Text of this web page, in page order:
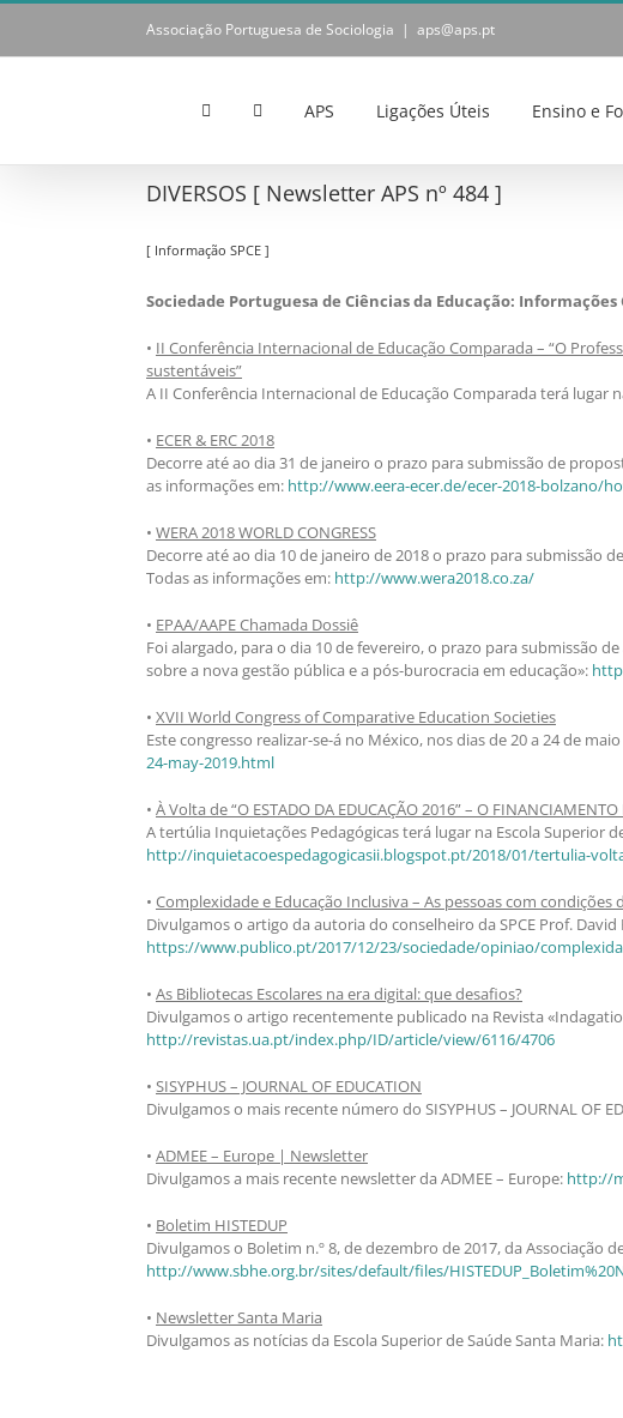
Skip
content
Associação Portuguesa de Sociologia | aps@aps.pt
APS Ligações Úteis Ensino e
DIVERSOS [ Newsletter APS nº 484 ]
[ Informação SPCE ]
Sociedade Portuguesa de Ciências da Educação: Informações
• II Conferência Internacional de Educação Comparada – “O
sustentáveis”
A II Conferência Internacional de Educação Comparada terá lugar
• ECER & ERC 2018
Decorre até ao dia 31 de janeiro o prazo para submissão de
as informações em: http://www.eera-ecer.de/ecer-2018-bolzano/
• WERA 2018 WORLD CONGRESS
Decorre até ao dia 10 de janeiro de 2018 o prazo para submissão
Todas as informações em: http://www.wera2018.co.za/
• EPAA/AAPE Chamada Dossiê
Foi alargado, para o dia 10 de fevereiro, o prazo para submissão de
sobre a nova gestão pública e a pós-burocracia em educação»:
• XVII World Congress of Comparative Education Societies
Este congresso realizar-se-á no México, nos dias de 20 a 24 de
24-may-2019.html
• À Volta de “O ESTADO DA EDUCAÇÃO 2016” – O FINANCIAMENTO
A tertúlia Inquietações Pedagógicas terá lugar na Escola Superior
http://inquietacoespedagogicasii.blogspot.pt/2018/01/tertulia-
• Complexidade e Educação Inclusiva – As pessoas com
Divulgamos o artigo da autoria do conselheiro da SPCE Prof.
https://www.publico.pt/2017/12/23/sociedade/opiniao/
• As Bibliotecas Escolares na era digital: que desafios?
Divulgamos o artigo recentemente publicado na Revista
http://revistas.ua.pt/index.php/ID/article/view/6116/4706
• SISYPHUS – JOURNAL OF EDUCATION
Divulgamos o mais recente número do SISYPHUS – JOURNAL OF
• ADMEE – Europe | Newsletter
Divulgamos a mais recente newsletter da ADMEE – Europe: http://
• Boletim HISTEDUP
Divulgamos o Boletim n.º 8, de dezembro de 2017, da Associação
http://www.sbhe.org.br/sites/default/files/
• Newsletter Santa Maria
Divulgamos as notícias da Escola Superior de Saúde Santa Maria: